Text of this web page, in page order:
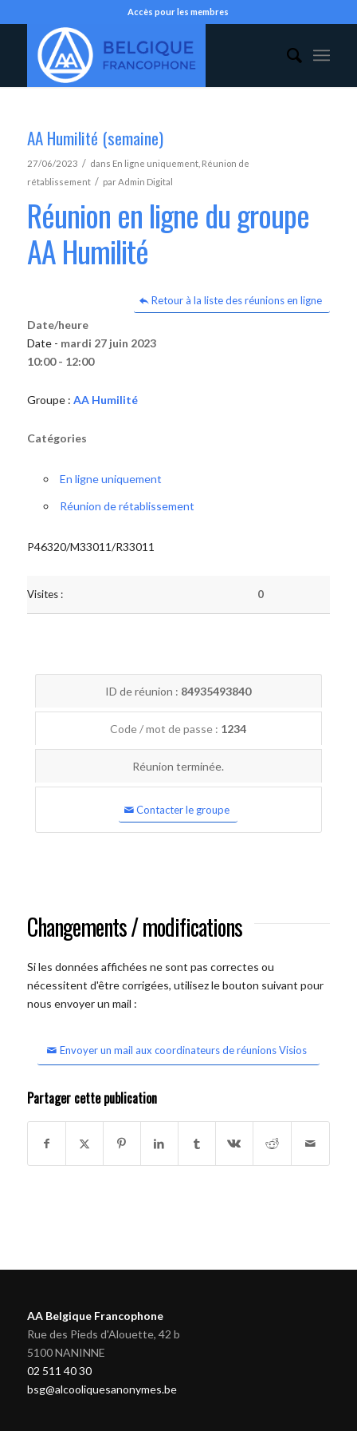
Accès pour les membres
AA Humilité (semaine)
27/06/2023 / dans En ligne uniquement, Réunion de
rétablissement / parAdmin Digital
Réunion en ligne du groupe
AA Humilité
Retour à la liste des réunions en ligne
Date/heure
Date - mardi 27 juin 2023
10:00 - 12:00
Groupe : AA Humilité
Catégories
En ligne uniquement
Réunion de rétablissement
P46320/M33011/R33011
Visites : 0
ID de réunion : 84935493840
Code / mot de passe : 1234
Réunion terminée.
Contacter le groupe
Changements / modifications
Si les données affichées ne sont pas correctes ou
nécessitent d'être corrigées, utilisez le bouton suivant pour
nous envoyer un mail :
Envoyer un mail aux coordinateurs de réunions Visios
Partager cette publication
AA Belgique Francophone
Rue des Pieds d'Alouette, 42 b
5100 NANINNE
02 511 40 30
bsg@alcooliquesanonymes.be